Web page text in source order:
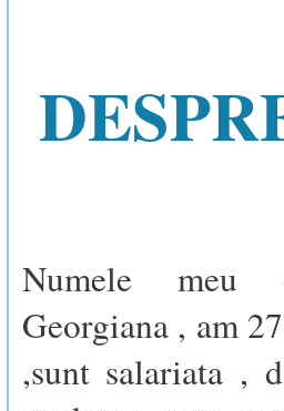
Numele meu
Georgiana , am
,sunt salariata ,